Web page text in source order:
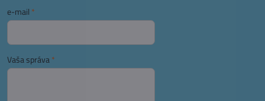
e-mail *
Vaša správa*